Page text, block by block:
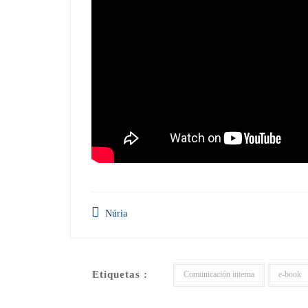
Núria
Etiquetas : Comunicación interna e-book